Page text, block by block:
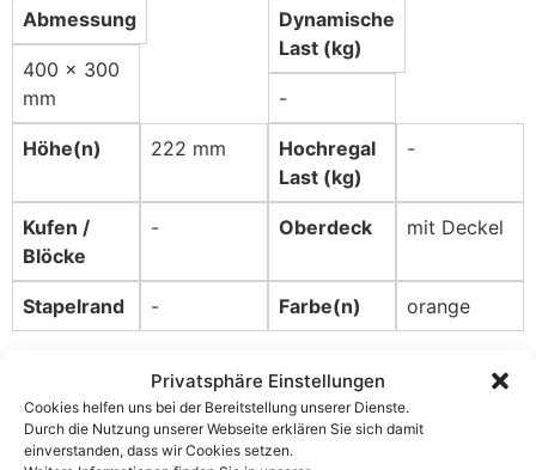
Privatsphäre Einstellungen
Cookies helfen uns bei der Bereitstellung unserer Dienste.
Durch die Nutzung unserer Webseite erklären Sie sich damit
einverstanden, dass wir Cookies setzen.
Abmessung
400 x 300
mm
Dynamische
Last (kg)
-
Höhe(n) 222 mm
Hochregal
Last (kg)
-
Kufen /
Blöcke
- Oberdeck mit Deckel
Stapelrand - Farbe(n) orange
Zusätzliche
Details/Eigenschaften